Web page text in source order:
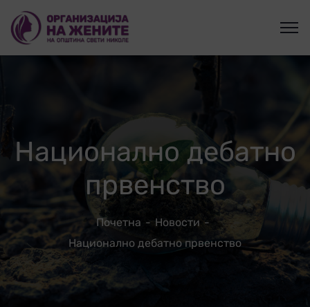
Национално дебатно
првенство
Почетна
Новости
Национално дебатно првенство